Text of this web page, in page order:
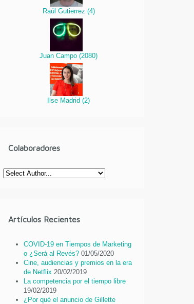
Raúl Gutierrez (4)
Juan Campo(2080)
Ilse Madrid(2)
Colaboradores
Artículos Recientes
COVID-19 en Tiempos de Marketing
o ¿Será al Revés? 01/05/2020
Cine, audiencias y premios en la era
de Netflix 20/02/2019
La competencia por el tiempo libre
19/02/2019
¿Por qué el anuncio de Gillette